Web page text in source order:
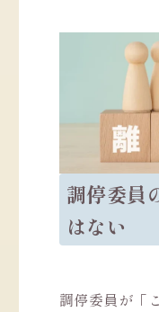
調停委員
はない
調停委員が「